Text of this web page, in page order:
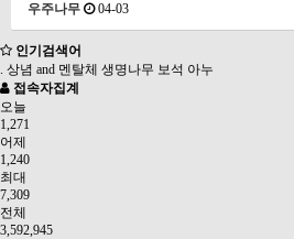
우주나무
04-03
인기검색어
. 상념 and 멘탈체 생명나무 보석 아누
접속자집계
오늘
1,271
어제
1,240
최대
7,309
전체
3,592,945